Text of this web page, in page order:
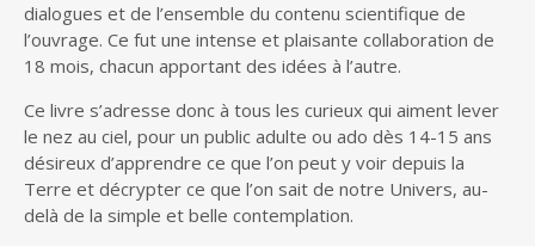
dialogues et de l’ensemble du contenu scientifique de
l’ouvrage. Ce fut une intense et plaisante collaboration de
18 mois, chacun apportant des idées à l’autre.
Ce livre s’adresse donc à tous les curieux qui aiment lever
le nez au ciel, pour un public adulte ou ado dès 14-15 ans
désireux d’apprendre ce que l’on peut y voir depuis la
Terre et décrypter ce que l’on sait de notre Univers, au-
delà de la simple et belle contemplation.